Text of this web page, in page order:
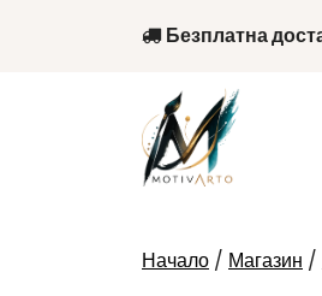
Безплатна
Начало / Магазин /